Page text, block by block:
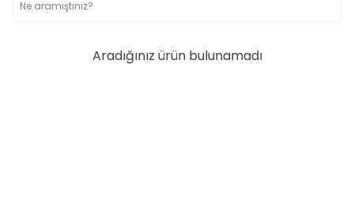
Aradığınız ürün bulunamadı